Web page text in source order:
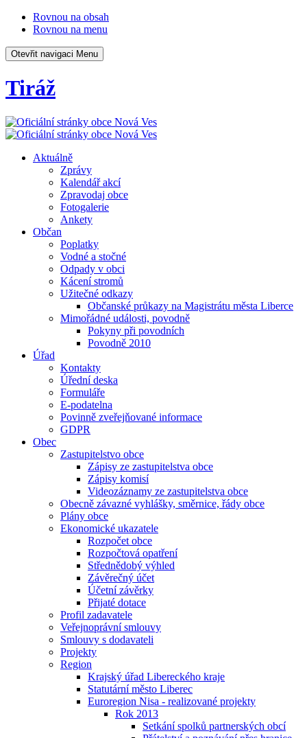
Rovnou na obsah
Rovnou na menu
Otevřit navigaci Menu
Tiráž
Aktuálně
Zprávy
Kalendář akcí
Zpravodaj obce
Fotogalerie
Ankety
Občan
Poplatky
Vodné a stočné
Odpady v obci
Kácení stromů
Užitečné odkazy
Občanské průkazy na Magistrátu města Liberce
Mimořádné události, povodně
Pokyny při povodních
Povodně 2010
Úřad
Kontakty
Úřední deska
Formuláře
E-podatelna
Povinně zveřejňované informace
GDPR
Obec
Zastupitelstvo obce
Zápisy ze zastupitelstva obce
Zápisy komisí
Videozáznamy ze zastupitelstva obce
Obecně závazné vyhlášky, směrnice, řády obce
Plány obce
Ekonomické ukazatele
Rozpočet obce
Rozpočtová opatření
Střednědobý výhled
Závěrečný účet
Účetní závěrky
Přijaté dotace
Profil zadavatele
Veřejnoprávní smlouvy
Smlouvy s dodavateli
Projekty
Region
Krajský úřad Libereckého kraje
Statutární město Liberec
Euroregion Nisa - realizované projekty
Rok 2013
Setkání spolků partnerských obcí